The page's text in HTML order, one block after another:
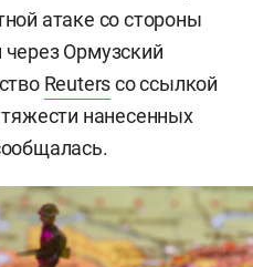
атаке со стороны
Ормузский
Reutersсо ссылкой
нанесенных